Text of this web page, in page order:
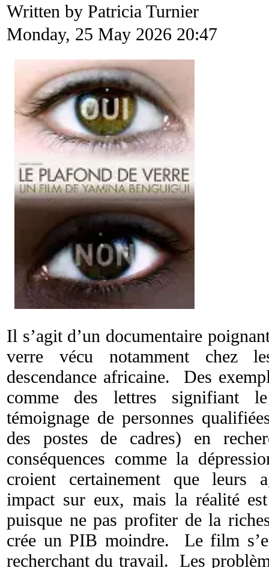
Written by Patricia Turnier
Monday, 25 May 2026 20:47
Il s’agit d’un documentaire
verre vécu notamment chez
descendance africaine. Des
comme des lettres signifiant
témoignage de personnes
des postes de cadres) en
conséquences comme la
croient certainement que leurs
impact sur eux, mais la réalité
puisque ne pas profiter de la
crée un PIB moindre. Le film
recherchant du travail. Les